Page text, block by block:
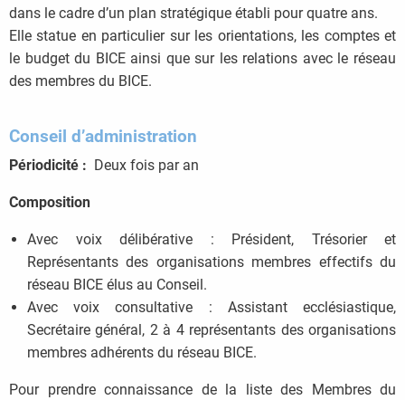
dans le cadre d’un plan stratégique établi pour quatre ans.
Elle statue en particulier sur les orientations, les comptes et
le budget du BICE ainsi que sur les relations avec le réseau
des membres du BICE.
Conseil d’administration
Périodicité : Deux fois par an
Composition
Avec voix délibérative : Président, Trésorier et
Représentants des organisations membres effectifs du
réseau BICE élus au Conseil.
Avec voix consultative : Assistant ecclésiastique,
Secrétaire général, 2 à 4 représentants des organisations
membres adhérents du réseau BICE.
Pour prendre connaissance de la liste des Membres du